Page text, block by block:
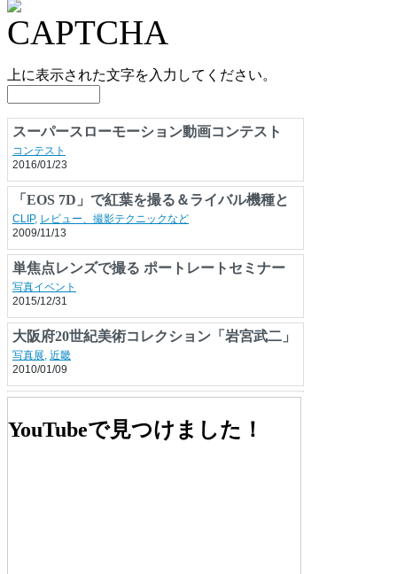
上に表示された文字を入力してください。
スーパースローモーション動画コンテスト
コンテスト
2016/01/23
「EOS 7D」で紅葉を撮る＆ライバル機種と
撮り比べ
CLIP, レビュー、撮影テクニックなど
2009/11/13
単焦点レンズで撮る ポートレートセミナー
写真イベント
2015/12/31
大阪府20世紀美術コレクション「岩宮武二」
展
写真展, 近畿
2010/01/09
マン×EXILIM」
CLIP
新製品、サポートなど
2010/05/21
YouTubeで見つけました！